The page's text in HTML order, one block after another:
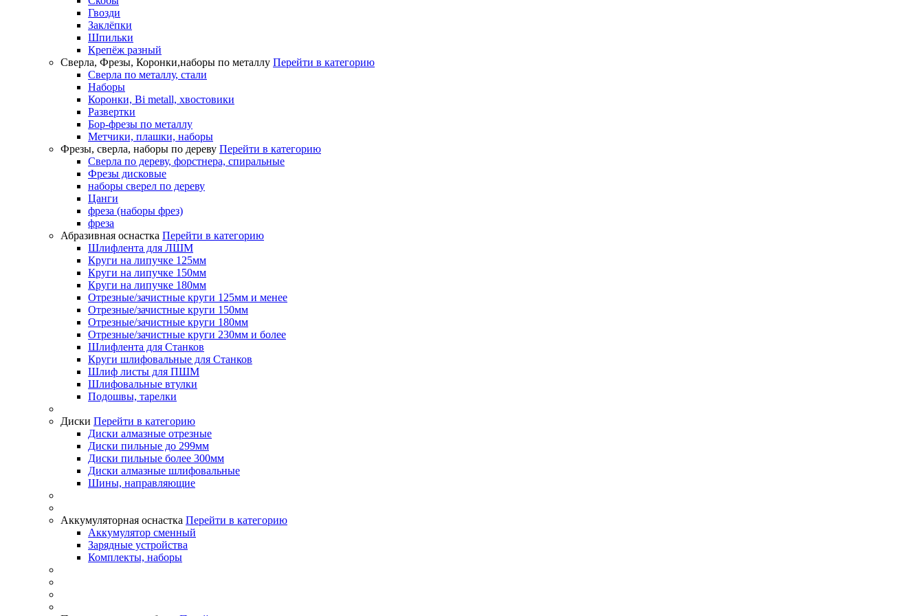
Гвозди
Заклёпки
Шпильки
Крепёж разный
Сверла, Фрезы, Коронки,наборы по металлу Перейти в категорию
Сверла по металлу, стали
Наборы
Коронки, Bi metall, хвостовики
Развертки
Бор-фрезы по металлу
Метчики, плашки, наборы
Фрезы, сверла, наборы по дереву Перейти в категорию
Сверла по дереву, форстнера, спиральные
Фрезы дисковые
наборы сверел по дереву
Цанги
фреза (наборы фрез)
фреза
Абразивная оснастка Перейти в категорию
Шлифлента для ЛШМ
Круги на липучке 125мм
Круги на липучке 150мм
Круги на липучке 180мм
Отрезные/зачистные круги 125мм и менее
Отрезные/зачистные круги 150мм
Отрезные/зачистные круги 180мм
Отрезные/зачистные круги 230мм и более
Шлифлента для Станков
Круги шлифовальные для Станков
Шлиф листы для ПШМ
Шлифовальные втулки
Подошвы, тарелки
Диски Перейти в категорию
Диски алмазные отрезные
Диски пильные до 299мм
Диски пильные более 300мм
Диски алмазные шлифовальные
Шины, направляющие
Аккумуляторная оснастка Перейти в категорию
Аккумулятор сменный
Зарядные устройства
Комплекты, наборы